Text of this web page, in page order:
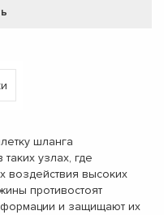
шланга
узлах, где
воздействия высоких
противостоят
и защищают их